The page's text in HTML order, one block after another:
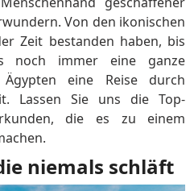
Von den ikonischen
Zeit bestanden haben, bis
noch immer eine ganze
eine Reise durch
Lassen Sie uns die Top-
die es zu einem
niemals schläft